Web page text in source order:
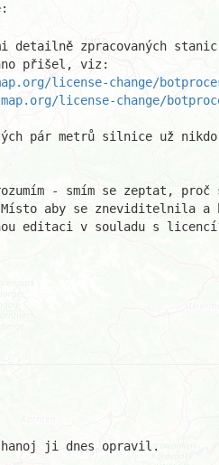
zpracovaných
license-change/
license-change/
pár metrů silnice už
- smím se zeptat, proč
Místo aby se zneviditelnila a
editaci v souladu s
ji dnes opravil.